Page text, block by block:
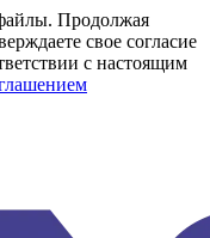
Продолжая
свое согласие
с настоящим